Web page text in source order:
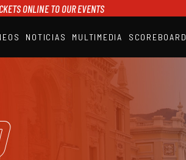
ONLINE TO OUR EVENTS
NOTICIAS MULTIMEDIA SCOREBOARD
SCOREBOARD